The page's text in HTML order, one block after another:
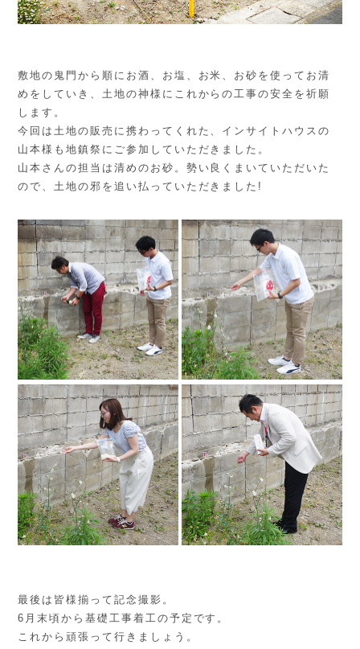
敷地の鬼門から順にお酒、お塩、お米、お砂を使ってお清
めをしていき、土地の神様にこれからの工事の安全を祈願
します。
今回は土地の販売に携わってくれた、インサイトハウスの
山本様も地鎮祭にご参加していただきました。
山本さんの担当は清めのお砂。勢い良くまいていただいた
ので、土地の邪を追い払っていただきました!
最後は皆様揃って記念撮影。
6月末頃から基礎工事着工の予定です。
これから頑張って行きましょう。